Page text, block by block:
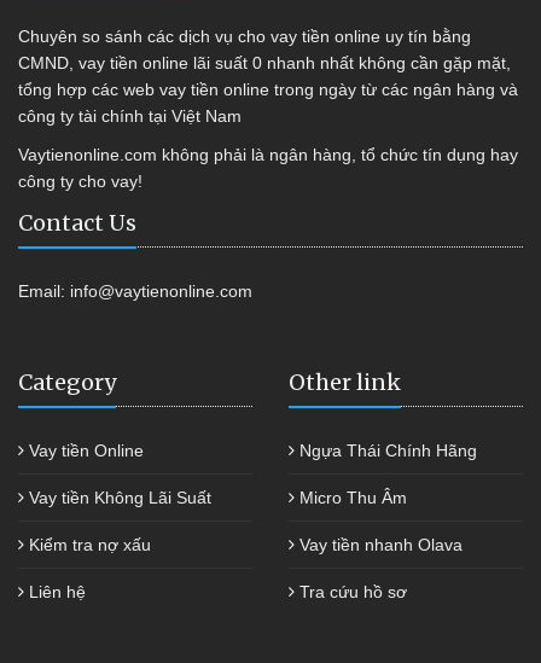
Chuyên so sánh các dịch vụ cho vay tiền online uy tín bằng
CMND, vay tiền online lãi suất 0 nhanh nhất không cần gặp mặt,
tổng hợp các web vay tiền online trong ngày từ các ngân hàng và
công ty tài chính tại Việt Nam
Vaytienonline.com không phải là ngân hàng, tổ chức tín dụng hay
công ty cho vay!
Contact Us
Email: info@vaytienonline.com
Category
Vay tiền Online
Vay tiền Không Lãi Suất
Kiểm tra nợ xấu
Liên hệ
Other link
Ngựa Thái Chính Hãng
Micro Thu Âm
Vay tiền nhanh Olava
Tra cứu hồ sơ